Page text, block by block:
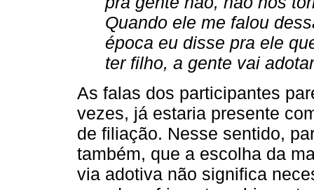
Quando ele me falou
época eu disse pra ele
ter filho, a gente vai
As falas dos participantes
vezes, já estaria presente
de filiação. Nesse sentido,
também, que a escolha da
via adotiva não significa